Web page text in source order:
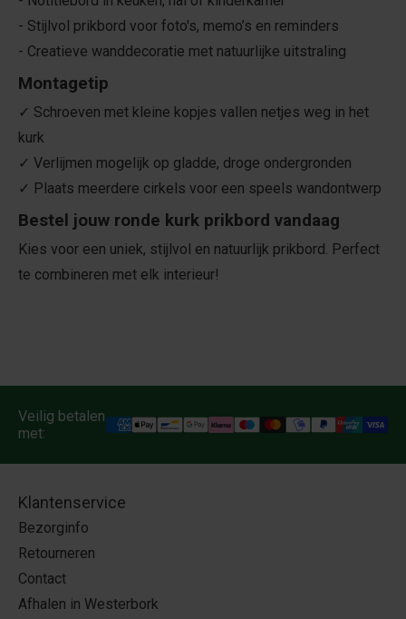
- Stijlvol prikbord voor foto's, memo’s en reminders
- Creatieve wanddecoratie met natuurlijke uitstraling
Montagetip
✓ Schroeven met kleine kopjes vallen netjes weg in het
kurk
✓ Verlijmen mogelijk op gladde, droge ondergronden
✓ Plaats meerdere cirkels voor een speels wandontwerp
Bestel jouw ronde kurk prikbord vandaag
Kies voor een uniek, stijlvol en natuurlijk prikbord. Perfect
te combineren met elk interieur!
Veilig betalen
met:
Klantenservice
Bezorginfo
Retourneren
Contact
Afhalen in Westerbork